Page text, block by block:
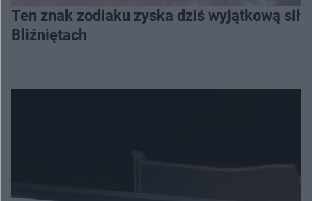
Ten znak zodiaku zyska dziś wyjątkową
Bliźniętach